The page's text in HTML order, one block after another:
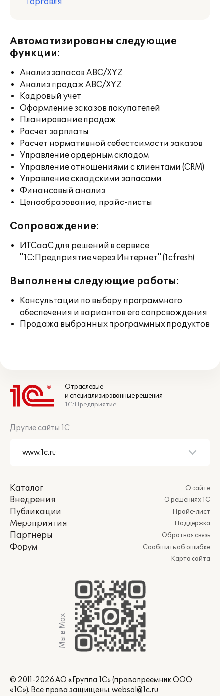
Торговля
Автоматизированы следующие
функции:
Анализ запасов ABC/XYZ
Анализ продаж ABC/XYZ
Кадровый учет
Оформление заказов покупателей
Планирование продаж
Расчет зарплаты
Расчет нормативной себестоимости заказов
Управление ордерным складом
Управление отношениями с клиентами (CRM)
Управление складскими запасами
Финансовый анализ
Ценообразование, прайс-листы
Сопровождение:
ИТСааС для решений в сервисе
"1С:Предприятие через Интернет" (1cfresh)
Выполнены следующие работы:
Консультации по выбору программного
обеспечения и вариантов его сопровождения
Продажа выбранных программных продуктов
Отраслевые
и специализированные решения
1С:Предприятие
Другие сайты 1С
Каталог
Внедрения
Публикации
Мероприятия
Партнеры
Форум
О сайте
О решениях 1С
Прайс-лист
Поддержка
Обратная связь
Сообщить об ошибке
Карта сайта
Мы в Max
© 2011-2026 АО «Группа 1С» (правопреемник ООО
«1С»). Все права защищены. websol@1c.ru